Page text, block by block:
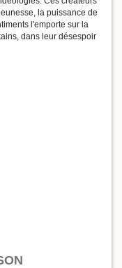
la puissance de
l'emporte sur la
dans leur désespoir